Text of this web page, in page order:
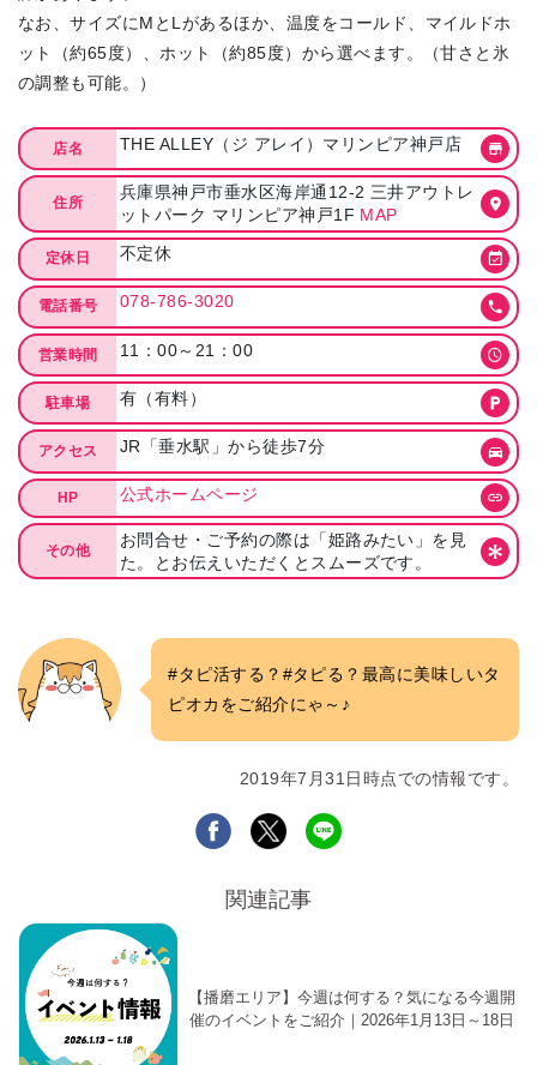
なお、サイズにMとLがあるほか、温度をコールド、マイルドホ
ット（約65度）、ホット（約85度）から選べます。（甘さと氷
の調整も可能。）
店名 THE ALLEY（ジ アレイ）マリンピア神戸店
住所
兵庫県神戸市垂水区海岸通12-2 三井アウトレ
ットパーク マリンピア神戸1F MAP
定休日 不定休
電話番号 078-786-3020
営業時間 11：00～21：00
駐車場 有（有料）
アクセス JR「垂水駅」から徒歩7分
HP 公式ホームページ
その他
お問合せ・ご予約の際は「姫路みたい」を見
た。とお伝えいただくとスムーズです。
#タピ活する？#タピる？最高に美味しいタ
ピオカをご紹介にゃ～♪
2019年7月31日時点での情報です。
関連記事
【播磨エリア】今週は何する？気になる今週開
催のイベントをご紹介｜2026年1月13日～18日